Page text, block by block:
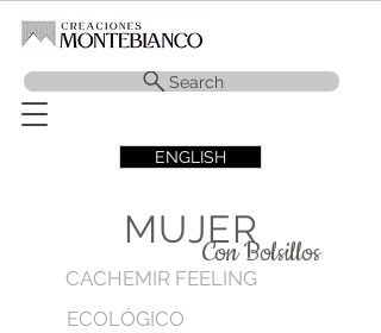
Search
ENGLISH
CACHEMIR FEELING
ECOLÓGICO
MUJER
Con Bolsillos